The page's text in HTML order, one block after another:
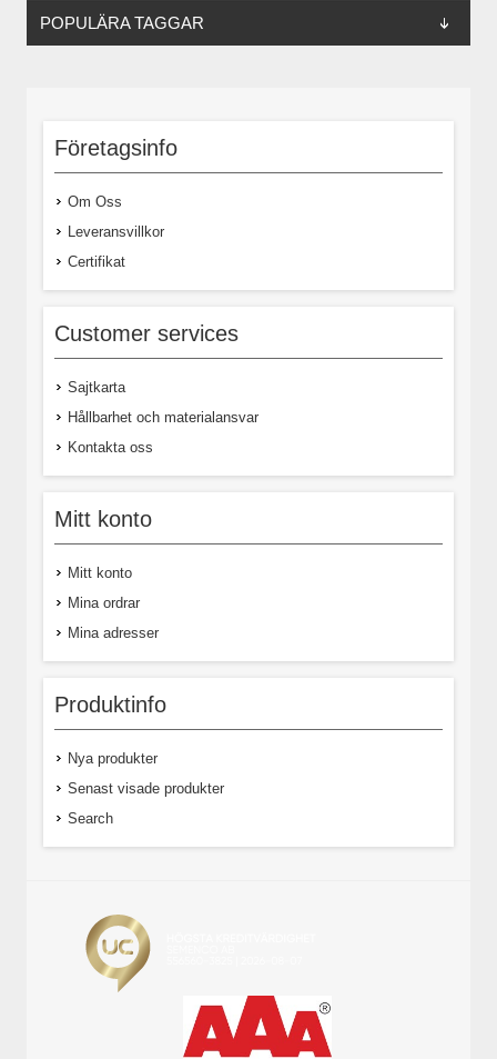
POPULÄRA TAGGAR
Företagsinfo
Om Oss
Leveransvillkor
Certifikat
Customer services
Sajtkarta
Hållbarhet och materialansvar
Kontakta oss
Mitt konto
Mitt konto
Mina ordrar
Mina adresser
Produktinfo
Nya produkter
Senast visade produkter
Search